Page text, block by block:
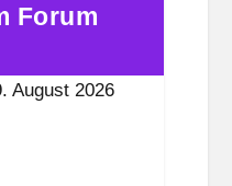
Forum
August 2026